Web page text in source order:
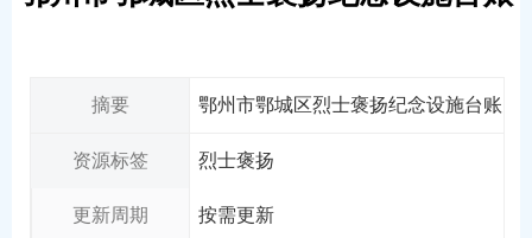
摘要 鄂州市鄂城区烈士褒扬纪念设施台账
资源标签 烈士褒扬
更新周期 按需更新